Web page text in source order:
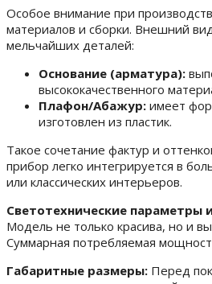
Особое внимание при
материалов и сборки. Внешний
мельчайших деталей:
Основание (арматура):
высококачественного
Плафон/Абажур: имеет
изготовлен из пластик.
Такое сочетание фактур и
прибор легко интегрируется в
или классических интерьеров.
Светотехнические параметры
Модель не только красива, но и
Суммарная потребляемая
Габаритные размеры: Перед